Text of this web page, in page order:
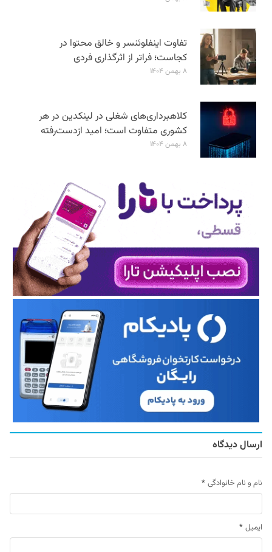
تفاوت اینفلوئنسر و خالق محتوا در
کجاست؛ فراتر از اثرگذاری فردی
۸ بهمن ۱۴۰۴
کلاهبرداری‌های شغلی در لینکدین در هر
کشوری متفاوت است؛ امید ازدست‌رفته
۸ بهمن ۱۴۰۴
ارسال دیدگاه
نام و نام خانوادگی *
ایمیل *